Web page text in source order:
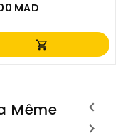
MAD
shopping_cart
Même